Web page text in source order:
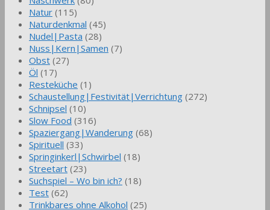
Natur (115)
Naturdenkmal (45)
Nudel|Pasta (28)
Nuss|Kern|Samen (7)
Obst (27)
Öl (17)
Resteküche (1)
Schaustellung|Festivität|Verrichtung (272)
Schnipsel (10)
Slow Food (316)
Spaziergang|Wanderung (68)
Spirituell (33)
Springinkerl|Schwirbel (18)
Streetart (23)
Suchspiel – Wo bin ich? (18)
Test (62)
Trinkbares ohne Alkohol (25)